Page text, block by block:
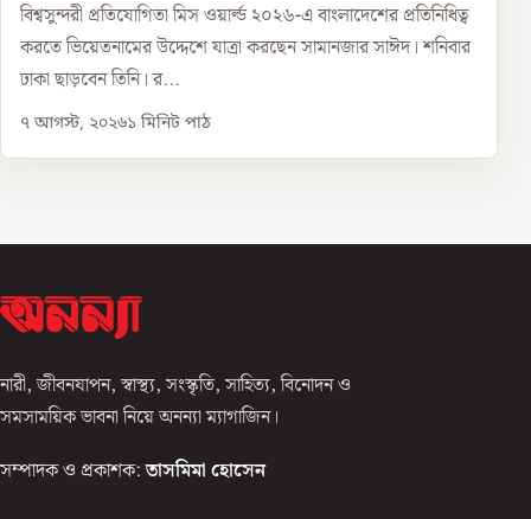
বিশ্বসুন্দরী প্রতিযোগিতা মিস ওয়ার্ল্ড ২০২৬-এ বাংলাদেশের প্রতিনিধিত্ব
করতে ভিয়েতনামের উদ্দেশে যাত্রা করছেন সামানজার সাঈদ। শনিবার
ঢাকা ছাড়বেন তিনি। র...
৭ আগস্ট, ২০২৬১ মিনিট পাঠ
নারী, জীবনযাপন, স্বাস্থ্য, সংস্কৃতি, সাহিত্য, বিনোদন ও
সমসাময়িক ভাবনা নিয়ে অনন্যা ম্যাগাজিন।
সম্পাদক ও প্রকাশক: তাসমিমা হোসেন